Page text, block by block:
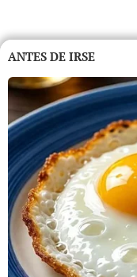
ANTES DE IRSE